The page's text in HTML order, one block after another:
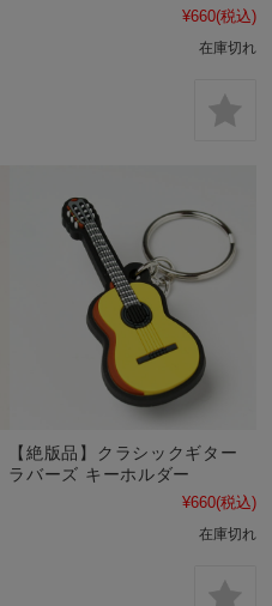
¥660(税込)
在庫切れ
【絶版品】クラシックギター
ラバーズ キーホルダー
¥660(税込)
在庫切れ